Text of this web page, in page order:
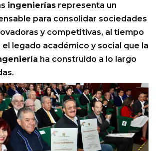
ingenierías representa un
para consolidar sociedades
y competitivas, al tiempo
legado académico y social que la
ha construido a lo largo